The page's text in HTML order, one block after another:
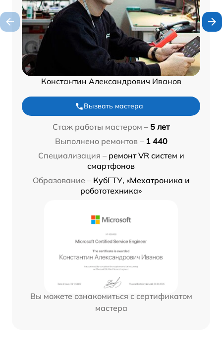
Константин Александрович Иванов
Вызвать мастера
Стаж работы мастером – 5 лет
Выполнено ремонтов – 1 440
Специализация – ремонт VR систем и
смартфонов
Образование – КубГТУ, «Мехатроника и
робототехника»
Вы можете ознакомиться с сертификатом
мастера